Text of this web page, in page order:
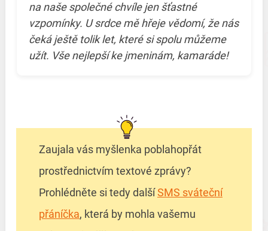
na naše společné chvíle jen šťastné
vzpomínky. U srdce mě hřeje vědomí, že nás
čeká ještě tolik let, které si spolu můžeme
užít. Vše nejlepší ke jmeninám, kamaráde!
Zaujala vás myšlenka poblahopřát
prostřednictvím textové zprávy?
Prohlédněte si tedy dalšíSMS sváteční
přáníčka, která by mohla vašemu